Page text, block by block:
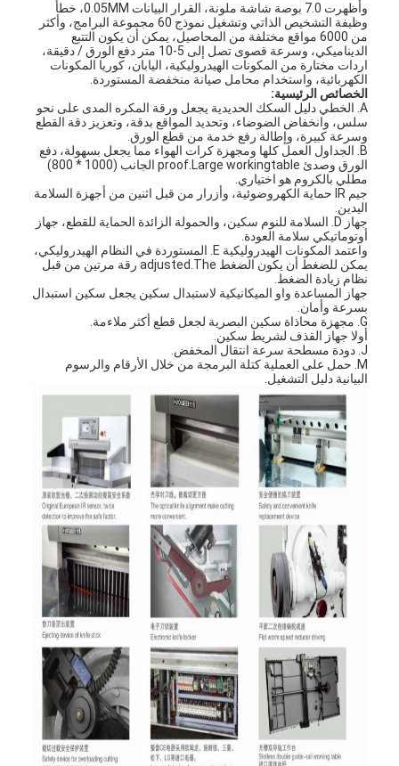
مسكن
منتجات
أشرطة فيديو
وأظهرت 7.0 بوصة شاشة ملونة، القرار البيانات 0.05MM، خطأ
وظيفة التشخيص الذاتي وتشغيل نموذج 60 مجموعة البرامج، وأكثر
من 6000 مواقع مختلفة من المحاصيل، يمكن أن يكون التتبع
الديناميكي، وسرعة قصوى تصل إلى 5-10 متر دفع الورق / دقيقة،
اردات مختارة من المكونات الهيدروليكية، اليابان، كوريا المكونات
الكهربائية، واستخدام محامل صيانة منخفضة المستوردة.
الخصائص الرئيسية:
A. الخطي دليل السكك الحديدية يجعل ورقة المكره المدى على نحو
سلس، وانخفاض الضوضاء، وتحديد المواقع بدقة، وتعزيز دقة القطع
وسرعة كبيرة، وإطالة رفع خدمة من قطع الورق.
B. الجداول العمل كلها ومجهزة كرات الهواء مما يجعل بسهولة، دفع
الورق وصدئ proof.Large workingtable الجانب (1000 * 800)
مطلي بالكروم هو اختياري.
جيم IR حماية الكهروضوئية، وأزرار من قبل اثنين من أجهزة السلامة
اليدين.
جهاز D. السلامة للنوم سكين، والحمولة الزائدة الحماية للقطع، جهاز
أوتوماتيكي سلامة العودة.
واعتمد المكونات الهيدروليكية E. المستوردة في النظام الهيدروليكي،
يمكن للضغط أن يكون الضغط adjusted.The رقة مرتين من قبل
نظام زيادة الضغط.
جهاز المساعدة واو الميكانيكية لاستبدال سكين يجعل سكين استبدال
بسرعة وأمان.
G. مجهزة محاذاة سكين البصرية لجعل قطع أكثر ملاءمة.
أولا جهاز القذف لشريط سكين.
J. دودة مسطحة سرعة انتقال المخفض.
M. حمل على العملية كتلة البرمجة من خلال الأرقام والرسوم
البيانية دليل التشغيل.